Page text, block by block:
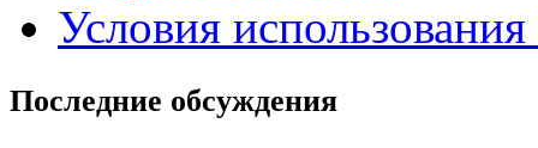
Условия
Последние обсуждения